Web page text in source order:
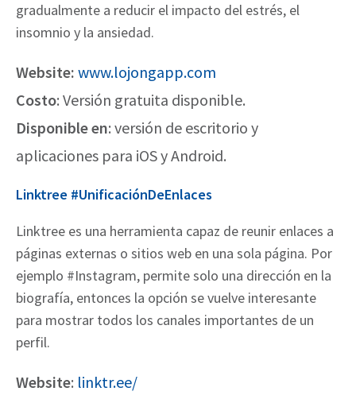
gradualmente a reducir el impacto del estrés, el
insomnio y la ansiedad.
Website: www.lojongapp.com
Costo: Versión gratuita disponible.
Disponible en: versión de escritorio y
aplicaciones para iOS y Android.
Linktree #UnificaciónDeEnlaces
Linktree es una herramienta capaz de reunir enlaces a
páginas externas o sitios web en una sola página. Por
ejemplo #Instagram, permite solo una dirección en la
biografía, entonces la opción se vuelve interesante
para mostrar todos los canales importantes de un
perfil.
Website: linktr.ee/